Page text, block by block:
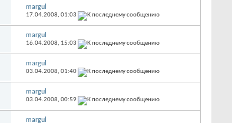
margul
17.04.2008, 01:03
margul
16.04.2008, 15:03
margul
03.04.2008, 01:40
margul
03.04.2008, 00:59
margul